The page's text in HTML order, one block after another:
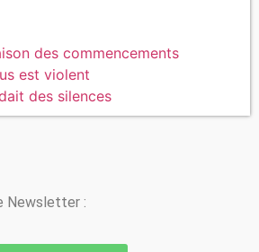
des commencements
est violent
des silences
Newsletter :